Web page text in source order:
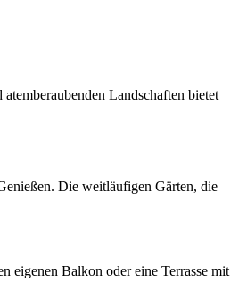
Landschaften bietet
Die weitläufigen Gärten, die
eigenen Balkon oder eine Terrasse mit